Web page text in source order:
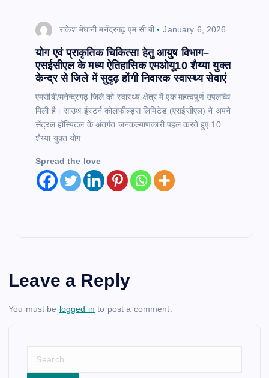
राकेश मेघानी मनेंद्रगढ़ एम सी बी January 6, 2026
योग एवं प्राकृतिक चिकित्सा हेतु आयुष विभाग–
एसईसीएल के मध्य ऐतिहासिक एमओयू10 शैय्या युक्त
केन्द्र से जिले में सुदृढ़ होंगी निवारक स्वास्थ्य सेवाएं
एमसीबी/मनेन्द्रगढ़ जिले को स्वास्थ्य क्षेत्र में एक महत्वपूर्ण उपलब्धि
मिली है। साउथ ईस्टर्न कोलफील्ड्स लिमिटेड (एसईसीएल) ने अपने
सेंट्रल हॉस्पिटल के अंतर्गत जनकल्याणकारी पहल करते हुए 10
शैय्या युक्त योग…
Spread the love
Leave a Reply
You must be logged in to post a comment.